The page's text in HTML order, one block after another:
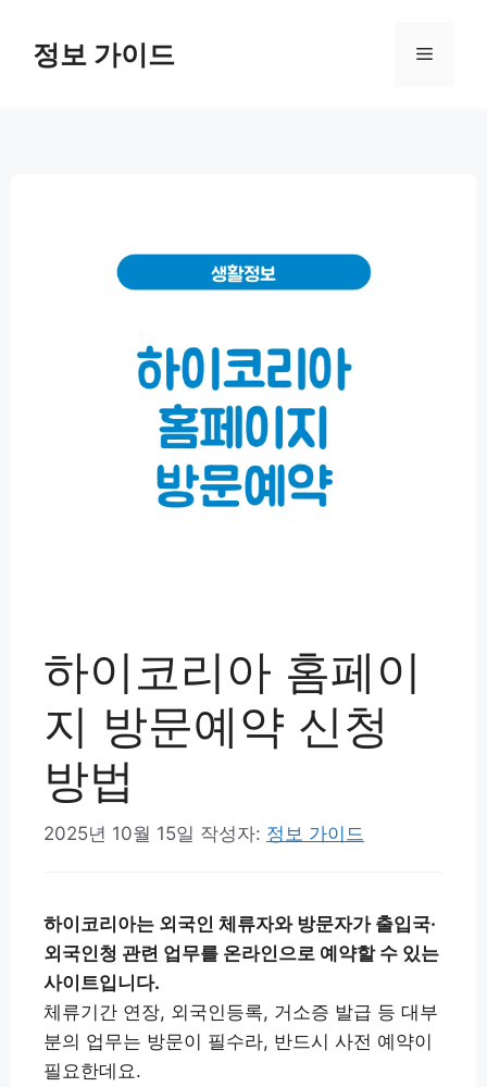
정보 가이드 메
하이코리아 홈페이
지 방문예약 신청
방법
2025년 10월 15일 작성자: 정보 가이드
하이코리아는 외국인 체류자와 방문자가 출입국·
외국인청 관련 업무를 온라인으로 예약할 수 있는
사이트입니다.
체류기간 연장, 외국인등록, 거소증 발급 등 대부
분의 업무는 방문이 필수라, 반드시 사전 예약이
필요한데요.